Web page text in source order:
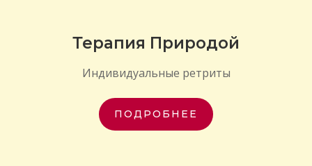
Терапия Природой
Индивидуальные ретриты
ПОДРОБНЕЕ